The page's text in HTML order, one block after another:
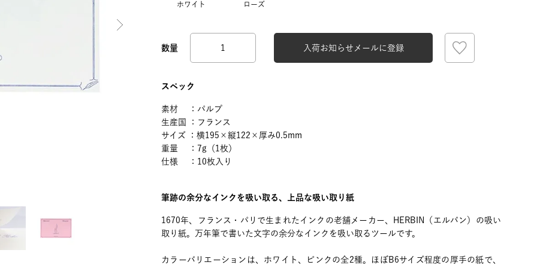
ホワイト ローズ
入荷お知らせメールに登録
スペック
素材 ：パルプ
生産国 ：フランス
サイズ ：横195×縦122×厚み0.5mm
重量 ：7g（1枚）
仕様 ：10枚入り
筆跡の余分なインクを吸い取る、上品な吸い取り紙
1670年、フランス・パリで生まれたインクの老舗メーカー、HERBIN（エルバン）の吸い
取り紙。万年筆で書いた文字の余分なインクを吸い取るツールです。
カラーバリエーションは、ホワイト、ピンクの全2種。ほぼB6サイズ程度の厚手の紙で、